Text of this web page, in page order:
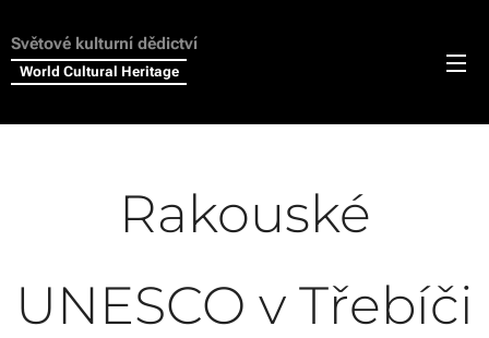
Světové kulturní dědictví
World Cultural Heritage
Rakouské
UNESCO v Třebíči